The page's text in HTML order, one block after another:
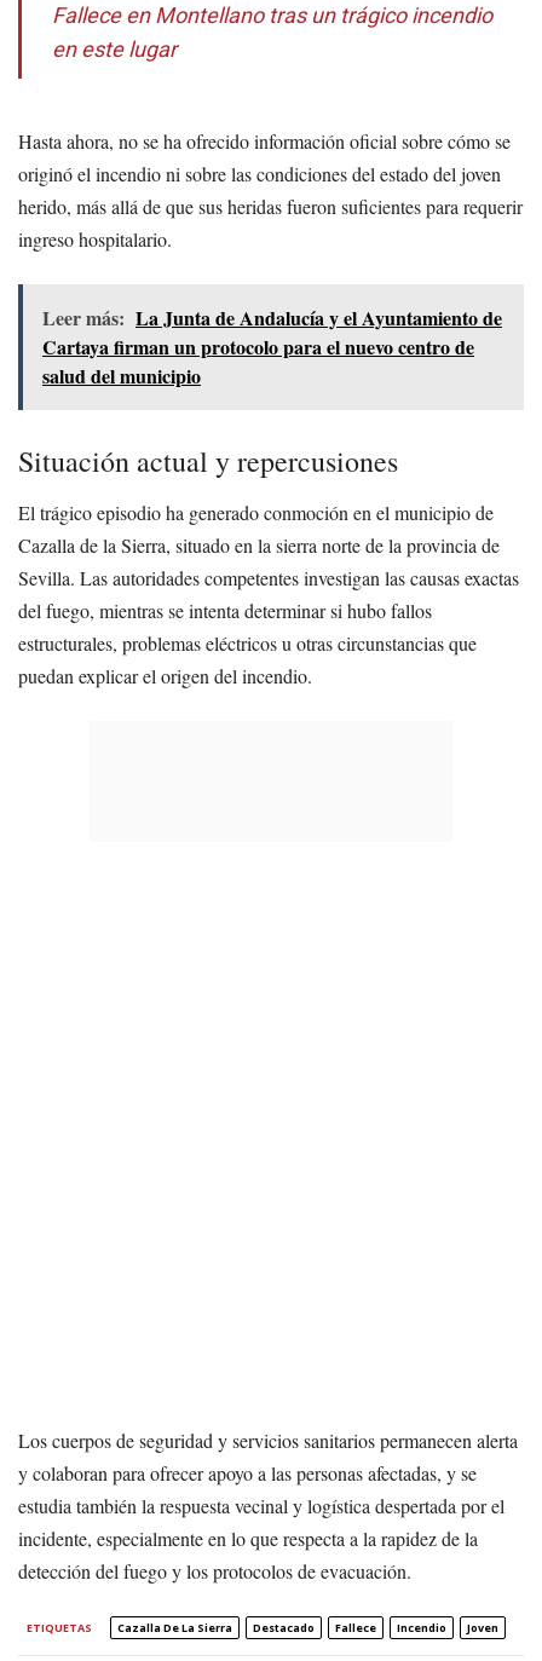
Fallece en Montellano tras un trágico incendio
en este lugar
Hasta ahora, no se ha ofrecido información oficial sobre cómo se
originó el incendio ni sobre las condiciones del estado del joven
herido, más allá de que sus heridas fueron suficientes para requerir
ingreso hospitalario.
Leer más: La Junta de Andalucía y el Ayuntamiento de
Cartaya firman un protocolo para el nuevo centro de
salud del municipio
Situación actual y repercusiones
El trágico episodio ha generado conmoción en el municipio de
Cazalla de la Sierra, situado en la sierra norte de la provincia de
Sevilla. Las autoridades competentes investigan las causas exactas
del fuego, mientras se intenta determinar si hubo fallos
estructurales, problemas eléctricos u otras circunstancias que
puedan explicar el origen del incendio.
Los cuerpos de seguridad y servicios sanitarios permanecen alerta
y colaboran para ofrecer apoyo a las personas afectadas, y se
estudia también la respuesta vecinal y logística despertada por el
incidente, especialmente en lo que respecta a la rapidez de la
detección del fuego y los protocolos de evacuación.
ETIQUETAS Cazalla De La Sierra Destacado Fallece Incendio Joven